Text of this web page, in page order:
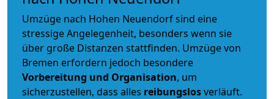
Umzüge nach Hohen Neuendorf sind eine
stressige Angelegenheit, besonders wenn sie
über große Distanzen stattfinden. Umzüge von
Bremen erfordern jedoch besondere
Vorbereitung und Organisation, um
sicherzustellen, dass alles reibungslosverläuft.